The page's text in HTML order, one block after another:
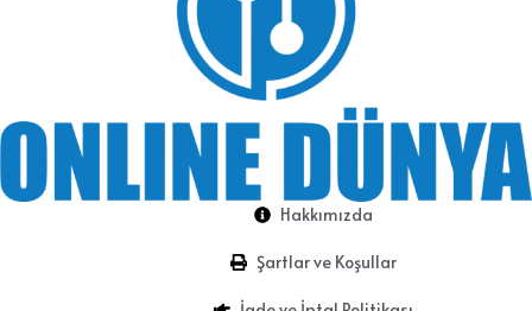
Hakkımızda
Şartlar ve Koşullar